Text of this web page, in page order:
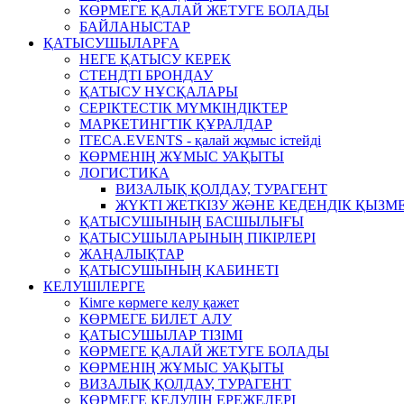
КӨРМЕГЕ ҚАЛАЙ ЖЕТУГЕ БОЛАДЫ
БАЙЛАНЫСТАР
ҚАТЫСУШЫЛАРҒА
НЕГЕ ҚАТЫСУ КЕРЕК
СТЕНДТІ БРОНДАУ
ҚАТЫСУ НҰСҚАЛАРЫ
СЕРІКТЕСТІК МҮМКІНДІКТЕР
МАРКЕТИНГТІК ҚҰРАЛДАР
ITECA.EVENTS - қалай жұмыс істейді
КӨРМЕНІҢ ЖҰМЫС УАҚЫТЫ
ЛОГИСТИКА
ВИЗАЛЫҚ ҚОЛДАУ, ТУРАГЕНТ
ЖҮКТІ ЖЕТКІЗУ ЖӘНЕ КЕДЕНДІК
ҚАТЫСУШЫНЫҢ БАСШЫЛЫҒЫ
ҚАТЫСУШЫЛАРЫНЫҢ ПІКІРЛЕРІ
ЖАҢАЛЫҚТАР
ҚАТЫСУШЫНЫҢ КАБИНЕТІ
КЕЛУШІЛЕРГЕ
Кімге көрмеге келу қажет
КӨРМЕГЕ БИЛЕТ АЛУ
ҚАТЫСУШЫЛАР ТІЗІМІ
КӨРМЕГЕ ҚАЛАЙ ЖЕТУГЕ БОЛАДЫ
КӨРМЕНІҢ ЖҰМЫС УАҚЫТЫ
ВИЗАЛЫҚ ҚОЛДАУ, ТУРАГЕНТ
КӨРМЕГЕ КЕЛУДІҢ ЕРЕЖЕЛЕРІ